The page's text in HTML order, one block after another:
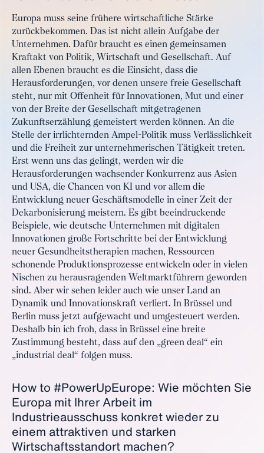
Europa muss seine frühere wirtschaftliche Stärke
zurückbekommen. Das ist nicht allein Aufgabe der
Unternehmen. Dafür braucht es einen gemeinsamen
Kraftakt von Politik, Wirtschaft und Gesellschaft. Auf
allen Ebenen braucht es die Einsicht, dass die
Herausforderungen, vor denen unsere freie Gesellschaft
steht, nur mit Offenheit für Innovationen, Mut und einer
von der Breite der Gesellschaft mitgetragenen
Zukunftserzählung gemeistert werden können. An die
Stelle der irrlichternden Ampel-Politik muss Verlässlichkeit
und die Freiheit zur unternehmerischen Tätigkeit treten.
Erst wenn uns das gelingt, werden wir die
Herausforderungen wachsender Konkurrenz aus Asien
und USA, die Chancen von KI und vor allem die
Entwicklung neuer Geschäftsmodelle in einer Zeit der
Dekarbonisierung meistern. Es gibt beeindruckende
Beispiele, wie deutsche Unternehmen mit digitalen
Innovationen große Fortschritte bei der Entwicklung
neuer Gesundheitstherapien machen, Ressourcen
schonende Produktionsprozesse entwickeln oder in vielen
Nischen zu herausragenden Weltmarktführern geworden
sind. Aber wir sehen leider auch wie unser Land an
Dynamik und Innovationskraft verliert. In Brüssel und
Berlin muss jetzt aufgewacht und umgesteuert werden.
Deshalb bin ich froh, dass in Brüssel eine breite
Zustimmung besteht, dass auf den „green deal“ ein
„industrial deal“ folgen muss.
How to #PowerUpEurope: Wie möchten Sie
Europa mit Ihrer Arbeit im
Industrieausschuss konkret wieder zu
einem attraktiven und starken
Wirtschaftsstandort machen?